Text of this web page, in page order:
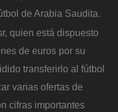
de Arabia Saudita.
quien está dispuesto
de euros por su
transferirlo al fútbol
varias ofertas de
cifras importantes